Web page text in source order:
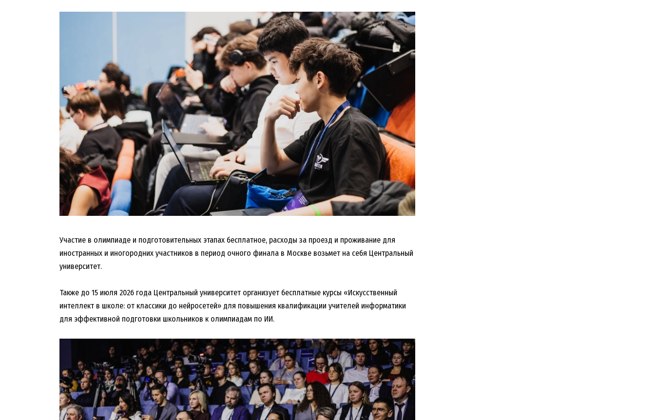
Участие в олимпиаде и подготовительных этапах бесплатное, расходы за проезд и проживание для
иностранных и иногородних участников в период очного финала в Москве возьмет на себя Центральный
университет.
Также до 15 июля 2026 года Центральный университет организует бесплатные курсы «Искусственный
интеллект в школе: от классики до нейросетей» для повышения квалификации учителей информатики
для эффективной подготовки школьников к олимпиадам по ИИ.